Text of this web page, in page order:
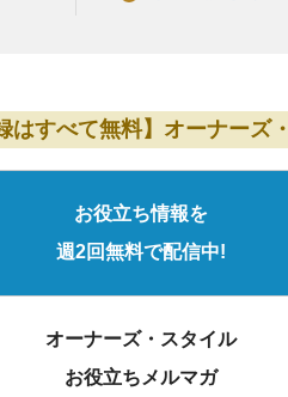
はすべて無料】オーナーズ
お役立ち情報を
週2回無料で配信中!
オーナーズ・スタイル
お役立ちメルマガ